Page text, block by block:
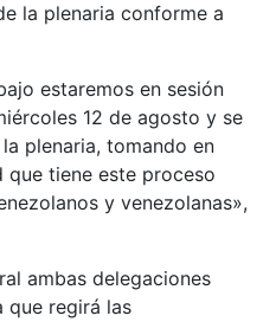
la plenaria conforme a
estaremos en sesión
12 de agosto y se
plenaria, tomando en
tiene este proceso
y venezolanas»,
ambas delegaciones
que regirá las